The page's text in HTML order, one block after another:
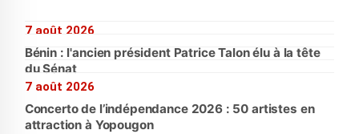
7 août 2026
Bénin : l'ancien président Patrice Talon élu à la tête
du Sénat
7 août 2026
Concerto de l’indépendance 2026 : 50 artistes en
attraction à Yopougon